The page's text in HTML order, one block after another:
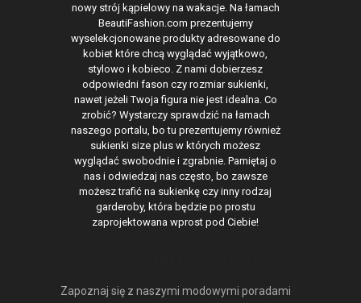
nowy strój kąpielowy na wakacje. Na łamach
BeautiFashion.com prezentujemy
wyselekcjonowane produkty adresowane do
kobiet które chcą wyglądać wyjątkowo,
stylowo i kobieco. Z nami dobierzesz
odpowiedni fason czy rozmiar sukienki,
nawet jeżeli Twoja figura nie jest idealna. Co
zrobić? Wystarczy sprawdzić na łamach
naszego portalu, bo tu prezentujemy również
sukienki size plus w których możesz
wyglądać swobodnie i zgrabnie. Pamiętaj o
nas i odwiedzaj nas często, bo zawsze
możesz trafić na sukienkę czy inny rodzaj
garderoby, która będzie po prostu
zaprojektowana wprost pod Ciebie!
Zapoznaj się z naszymi modowymi poradami